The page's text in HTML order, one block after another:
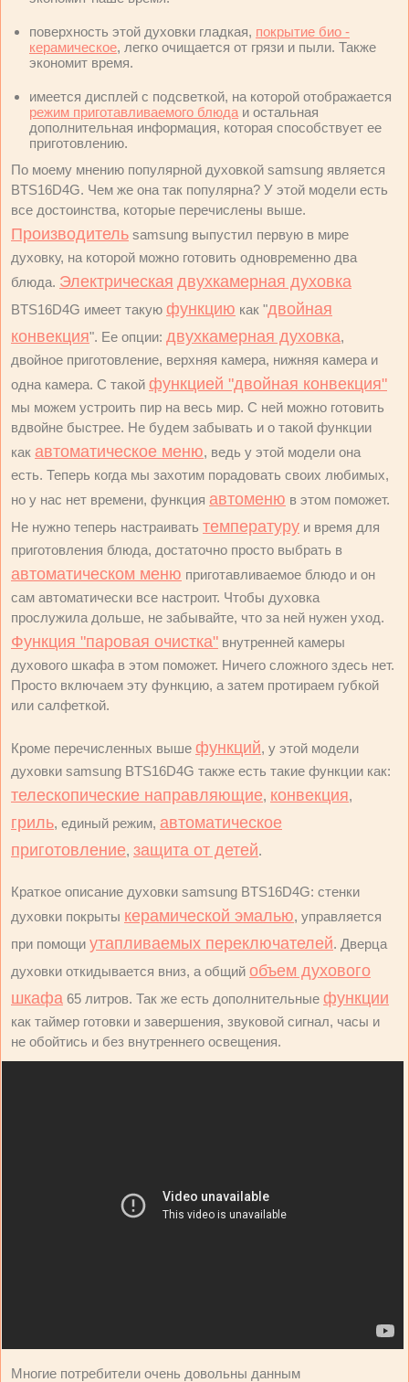
поверхность этой духовки гладкая, покрытие био -
керамическое, легко очищается от грязи и пыли. Также
экономит время.
имеется дисплей с подсветкой, на которой отображается
режим приготавливаемого блюда и остальная
дополнительная информация, которая способствует ее
приготовлению.
По моему мнению популярной духовкой samsung является
BTS16D4G. Чем же она так популярна? У этой модели есть
все достоинства, которые перечислены выше.
Производитель samsung выпустил первую в мире
духовку, на которой можно готовить одновременно два
блюда. Электрическая двухкамерная духовка
BTS16D4G имеет такую функцию как "двойная
конвекция". Ее опции: двухкамерная духовка,
двойное приготовление, верхняя камера, нижняя камера и
одна камера. С такой функцией "двойная конвекция"
мы можем устроить пир на весь мир. С ней можно готовить
вдвойне быстрее. Не будем забывать и о такой функции
как автоматическое меню, ведь у этой модели она
есть. Теперь когда мы захотим порадовать своих любимых,
но у нас нет времени, функция автоменю в этом поможет.
Не нужно теперь настраивать температуру и время для
приготовления блюда, достаточно просто выбрать в
автоматическом меню приготавливаемое блюдо и он
сам автоматически все настроит. Чтобы духовка
прослужила дольше, не забывайте, что за ней нужен уход.
Функция "паровая очистка" внутренней камеры
духового шкафа в этом поможет. Ничего сложного здесь нет.
Просто включаем эту функцию, а затем протираем губкой
или салфеткой.
Кроме перечисленных выше функций, у этой модели
духовки samsung BTS16D4G также есть такие функции как:
телескопические направляющие, конвекция,
гриль, единый режим, автоматическое
приготовление, защита от детей.
Краткое описание духовки samsung BTS16D4G: стенки
духовки покрыты керамической эмалью, управляется
при помощи утапливаемых переключателей. Дверца
духовки откидывается вниз, а общий объем духового
шкафа 65 литров. Так же есть дополнительные функции
как таймер готовки и завершения, звуковой сигнал, часы и
не обойтись и без внутреннего освещения.
Многие потребители очень довольны данным